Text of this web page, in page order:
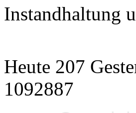
Instandhaltung
Heute 207
1092887